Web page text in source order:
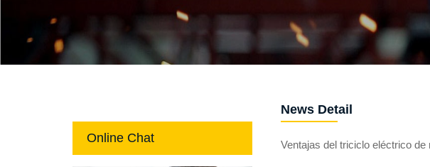
Online Chat
News Detail
Ventajas del triciclo eléctrico de